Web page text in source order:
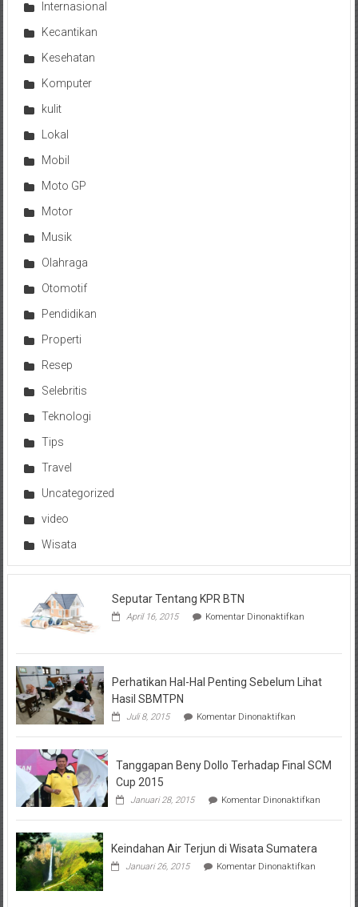
Internasional
Kecantikan
Kesehatan
Komputer
kulit
Lokal
Mobil
Moto GP
Motor
Musik
Olahraga
Otomotif
Pendidikan
Properti
Resep
Selebritis
Teknologi
Tips
Travel
Uncategorized
video
Wisata
Seputar Tentang KPR BTN
April 16, 2015 Komentar Dinonaktifkan
Perhatikan Hal-Hal Penting Sebelum Lihat
Hasil SBMTPN
Juli 8, 2015 Komentar Dinonaktifkanpada
Hal-
Penting
Hasil
Tanggapan Beny Dollo Terhadap Final SCM
Cup 2015
Januari 28, 2015 Komentar Dinonaktifkanpada
Beny
Keindahan Air Terjun di Wisata Sumatera
Januari 26, 2015 Komentar Dinonaktifkanpada